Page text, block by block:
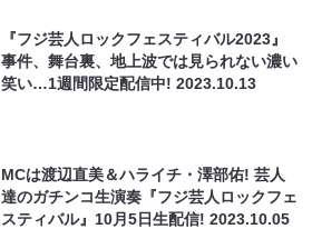
『フジ芸人ロックフェスティバル2023』
事件、舞台裏、地上波では見られない濃い
笑い…1週間限定配信中!2023.10.13
MCは渡辺直美＆ハライチ・澤部佑! 芸人
達のガチンコ生演奏『フジ芸人ロックフェ
スティバル』10月5日生配信!2023.10.05